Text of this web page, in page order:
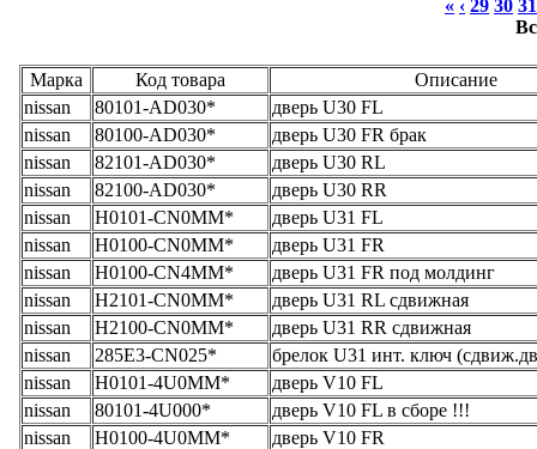
« ‹ 29 30 31
Марка Код товара
Описание
nissan
80101-AD030*
дверь U30 FL
nissan
80100-AD030*
дверь U30 FR брак
nissan
82101-AD030*
дверь U30 RL
nissan
82100-AD030*
дверь U30 RR
nissan
H0101-CN0MM*
дверь U31 FL
nissan
H0100-CN0MM*
дверь U31 FR
nissan
H0100-CN4MM*
дверь U31 FR под молдинг
nissan
H2101-CN0MM*
дверь U31 RL сдвижная
nissan
H2100-CN0MM*
дверь U31 RR сдвижная
nissan
285E3-CN025*
брелок U31 инт. ключ
nissan
H0101-4U0MM*
дверь V10 FL
nissan
80101-4U000*
дверь V10 FL в сборе !!!
nissan
H0100-4U0MM*
дверь V10 FR